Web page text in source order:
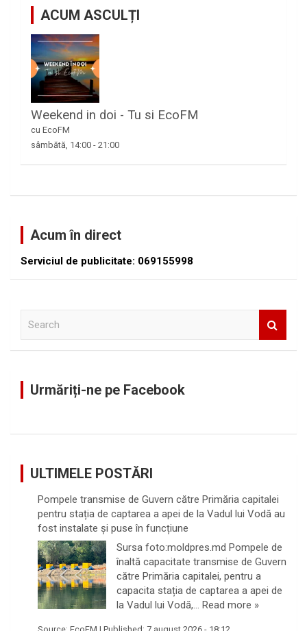
ACUM ASCULȚI
Weekend in doi - Tu si EcoFM
cu EcoFM
sâmbătă, 14:00 - 21:00
Acum în direct
Serviciul de publicitate: 069155998
Urmăriți-ne pe Facebook
ULTIMELE POSTĂRI
Pompele transmise de Guvern către Primăria capitalei
pentru stația de captarea a apei de la Vadul lui Vodă au
fost instalate și puse în funcțiune
Sursa foto:moldpres.md Pompele de
înaltă capacitate transmise de Guvern
către Primăria capitalei, pentru a
capacita stația de captarea a apei de
la Vadul lui Vodă,… Read more »